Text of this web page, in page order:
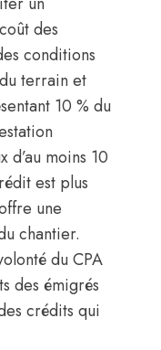
des
conditions
terrain et
10 % du
d’au moins 10
est plus
une
chantier.
du CPA
des émigrés
crédits qui